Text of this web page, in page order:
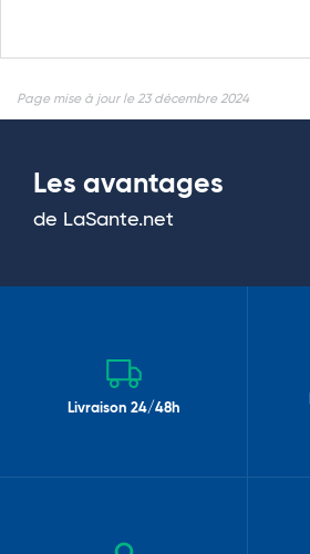
Page mise à jour le 23 décembre 2024
Les avantages
de LaSante.net
Livraison 24/48h